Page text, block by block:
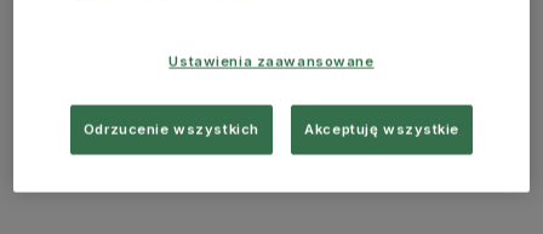
Ustawienia zaawansowane
Odrzucenie wszystkich Akceptuję wszystkie